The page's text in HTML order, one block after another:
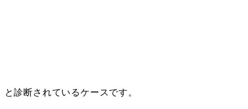
と診断されているケースです。